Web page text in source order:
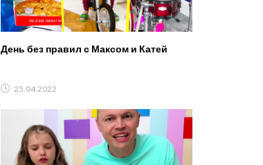
День без правил с Максом и Катей
25.04.2022